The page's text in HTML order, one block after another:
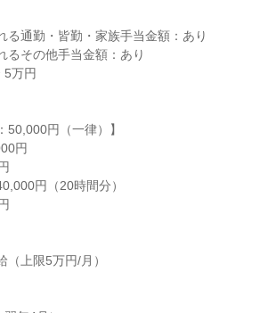
る通勤・皆勤・家族手当金額：あり
るその他手当金額：あり
5万円
50,000円（一律）】
円
円（20時間分）
上限5万円/月）